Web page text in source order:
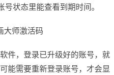
状态里能查看到期时间。
件，登录已升级好的账号，就
能需要重新登录账号，才会显